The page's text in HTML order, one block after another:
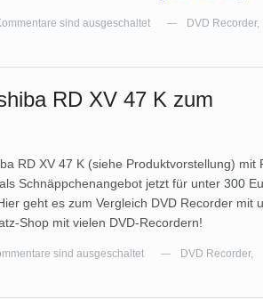
sind ausgeschaltet — DVD Recorder,
RD XV 47 K zum
RD XV 47 K (siehe Produktvorstellung) mit
Schnäppchenangebot jetzt für unter 300
geht es zum Vergleich DVD Recorder mit
Shop mit vielen DVD-Recordern!
sind ausgeschaltet — DVD Recorder,